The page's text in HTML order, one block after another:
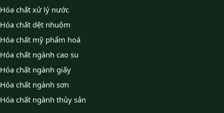
Hóa chất xử lý nước
Hóa chất dệt nhuộm
Hóa chất mỹ phẩm hoá
Hóa chất ngành cao su
Hóa chất ngành giấy
Hóa chất ngành sơn
Hóa chất ngành thủy sản